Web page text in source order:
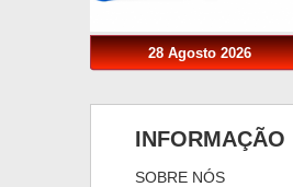
28 Agosto 2026
INFORMAÇÃO
SOBRE NÓS